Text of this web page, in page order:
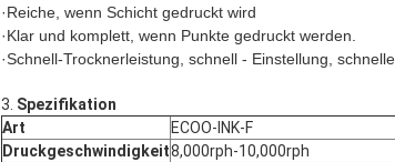
·Reiche, wenn Schicht gedruckt wird
·Klar und komplett, wenn Punkte gedruckt werden.
·Schnell-Trocknerleistung, schnell - Einstellung,
3. Spezifikation
Art
ECOO-INK-F
Druckgeschwindigkeit8,000rph-10,000rph